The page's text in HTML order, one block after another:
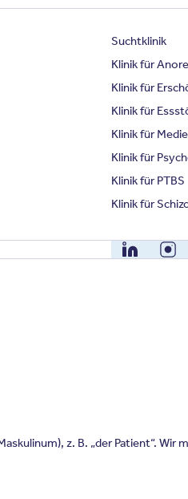
Suchtklinik
Klinik für
Klinik für
Klinik für
Klinik für
Klinik für
Klinik für PTBS
Klinik für
LinkedIn
z. B. „der Patient“.